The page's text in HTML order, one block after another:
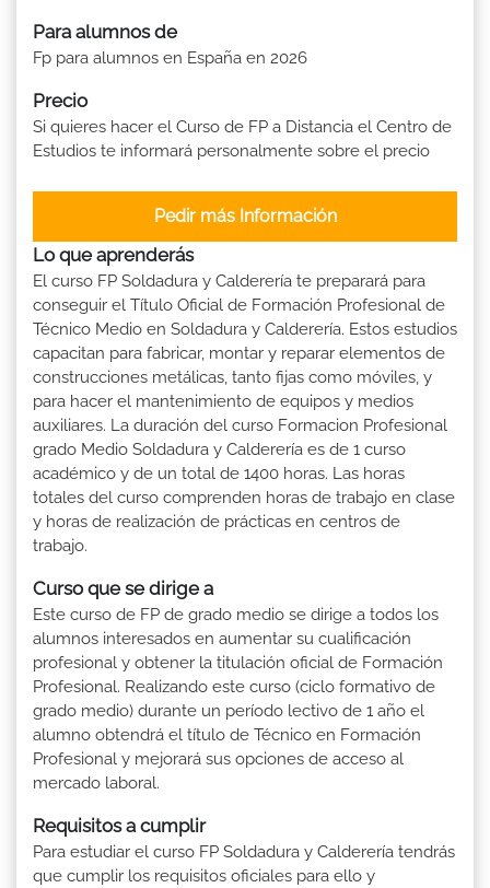
Para alumnos de
Fp para alumnos en España en 2026
Precio
Si quieres hacer el Curso de FP a Distancia el Centro de
Estudios te informará personalmente sobre el precio
Pedir más Información
Lo que aprenderás
El curso FP Soldadura y Calderería te preparará para
conseguir el Título Oficial de Formación Profesional de
Técnico Medio en Soldadura y Calderería. Estos estudios
capacitan para fabricar, montar y reparar elementos de
construcciones metálicas, tanto fijas como móviles, y
para hacer el mantenimiento de equipos y medios
auxiliares. La duración del curso Formacion Profesional
grado Medio Soldadura y Calderería es de 1 curso
académico y de un total de 1400 horas. Las horas
totales del curso comprenden horas de trabajo en clase
y horas de realización de prácticas en centros de
trabajo.
Curso que se dirige a
Este curso de FP de grado medio se dirige a todos los
alumnos interesados en aumentar su cualificación
profesional y obtener la titulación oficial de Formación
Profesional. Realizando este curso (ciclo formativo de
grado medio) durante un período lectivo de 1 año el
alumno obtendrá el título de Técnico en Formación
Profesional y mejorará sus opciones de acceso al
mercado laboral.
Requisitos a cumplir
Para estudiar el curso FP Soldadura y Calderería tendrás
que cumplir los requisitos oficiales para ello y